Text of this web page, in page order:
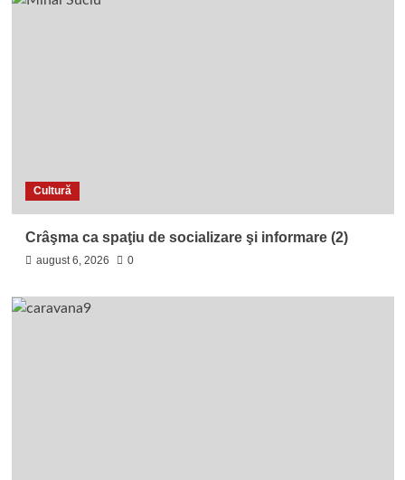
Cultură
Crâşma ca spaţiu de socializare şi informare (2)
august 6, 2026 0